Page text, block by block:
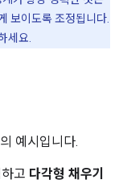
보이도록 조정됩니다.
세요.
예시입니다.
고 다각형 채우기